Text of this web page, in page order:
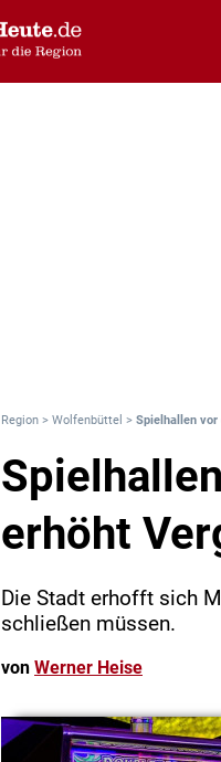
Region > Wolfenbüttel > Spielhallen vor
erhöht
Die Stadt erhofft sich
schließen müssen.
von Werner Heise